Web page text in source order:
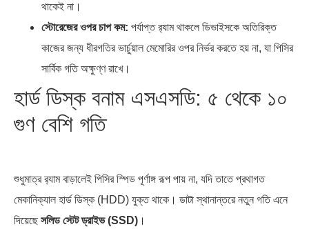
থাকেই না।
স্টোরেজের ওপর চাপ কম: পর্যাপ্ত র‍্যাম থাকলে ডিভাইসকে অতিরিক্ত
কাজের জন্য ধীরগতির ভার্চুয়াল মেমোরির ওপর নির্ভর করতে হয় না, যা পিসির
সার্বিক গতি অক্ষুণ্ণ রাখে।
হার্ড ডিস্ক বনাম এসএসডি: ৫ থেকে ১০
গুণ বেশি গতি
শুধুমাত্র র‍্যাম বাড়ালেই পিসির স্পিড পূর্ণাঙ্গ রূপ পায় না, যদি তাতে প্রথাগত
মেকানিক্যাল হার্ড ডিস্ক (HDD) যুক্ত থাকে। ডাটা স্থানান্তরে নতুন গতি এনে
দিয়েছেসলিড স্টেট ড্রাইভ (SSD) ।